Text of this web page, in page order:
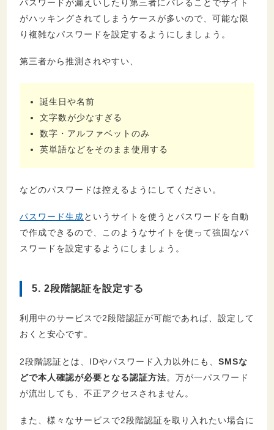
パスワードが漏えいしたり第三者にバレることでサイト
がハッキングされてしまうケースが多いので、可能な限
り複雑なパスワードを設定するようにしましょう。
第三者から推測されやすい、
誕生日や名前
文字数が少なすぎる
数字・アルファベットのみ
英単語などをそのまま使用する
などのパスワードは控えるようにしてください。
パスワード生成というサイトを使うとパスワードを自動
で作成できるので、このようなサイトを使って強固なパ
スワードを設定するようにしましょう。
5. 2段階認証を設定する
利用中のサービスで2段階認証が可能であれば、設定して
おくと安心です。
2段階認証とは、IDやパスワード入力以外にも、 SMSな
どで本人確認が必要となる認証方法。万が一パスワード
が流出しても、不正アクセスされません。
また、様々なサービスで2段階認証を取り入れたい場合に